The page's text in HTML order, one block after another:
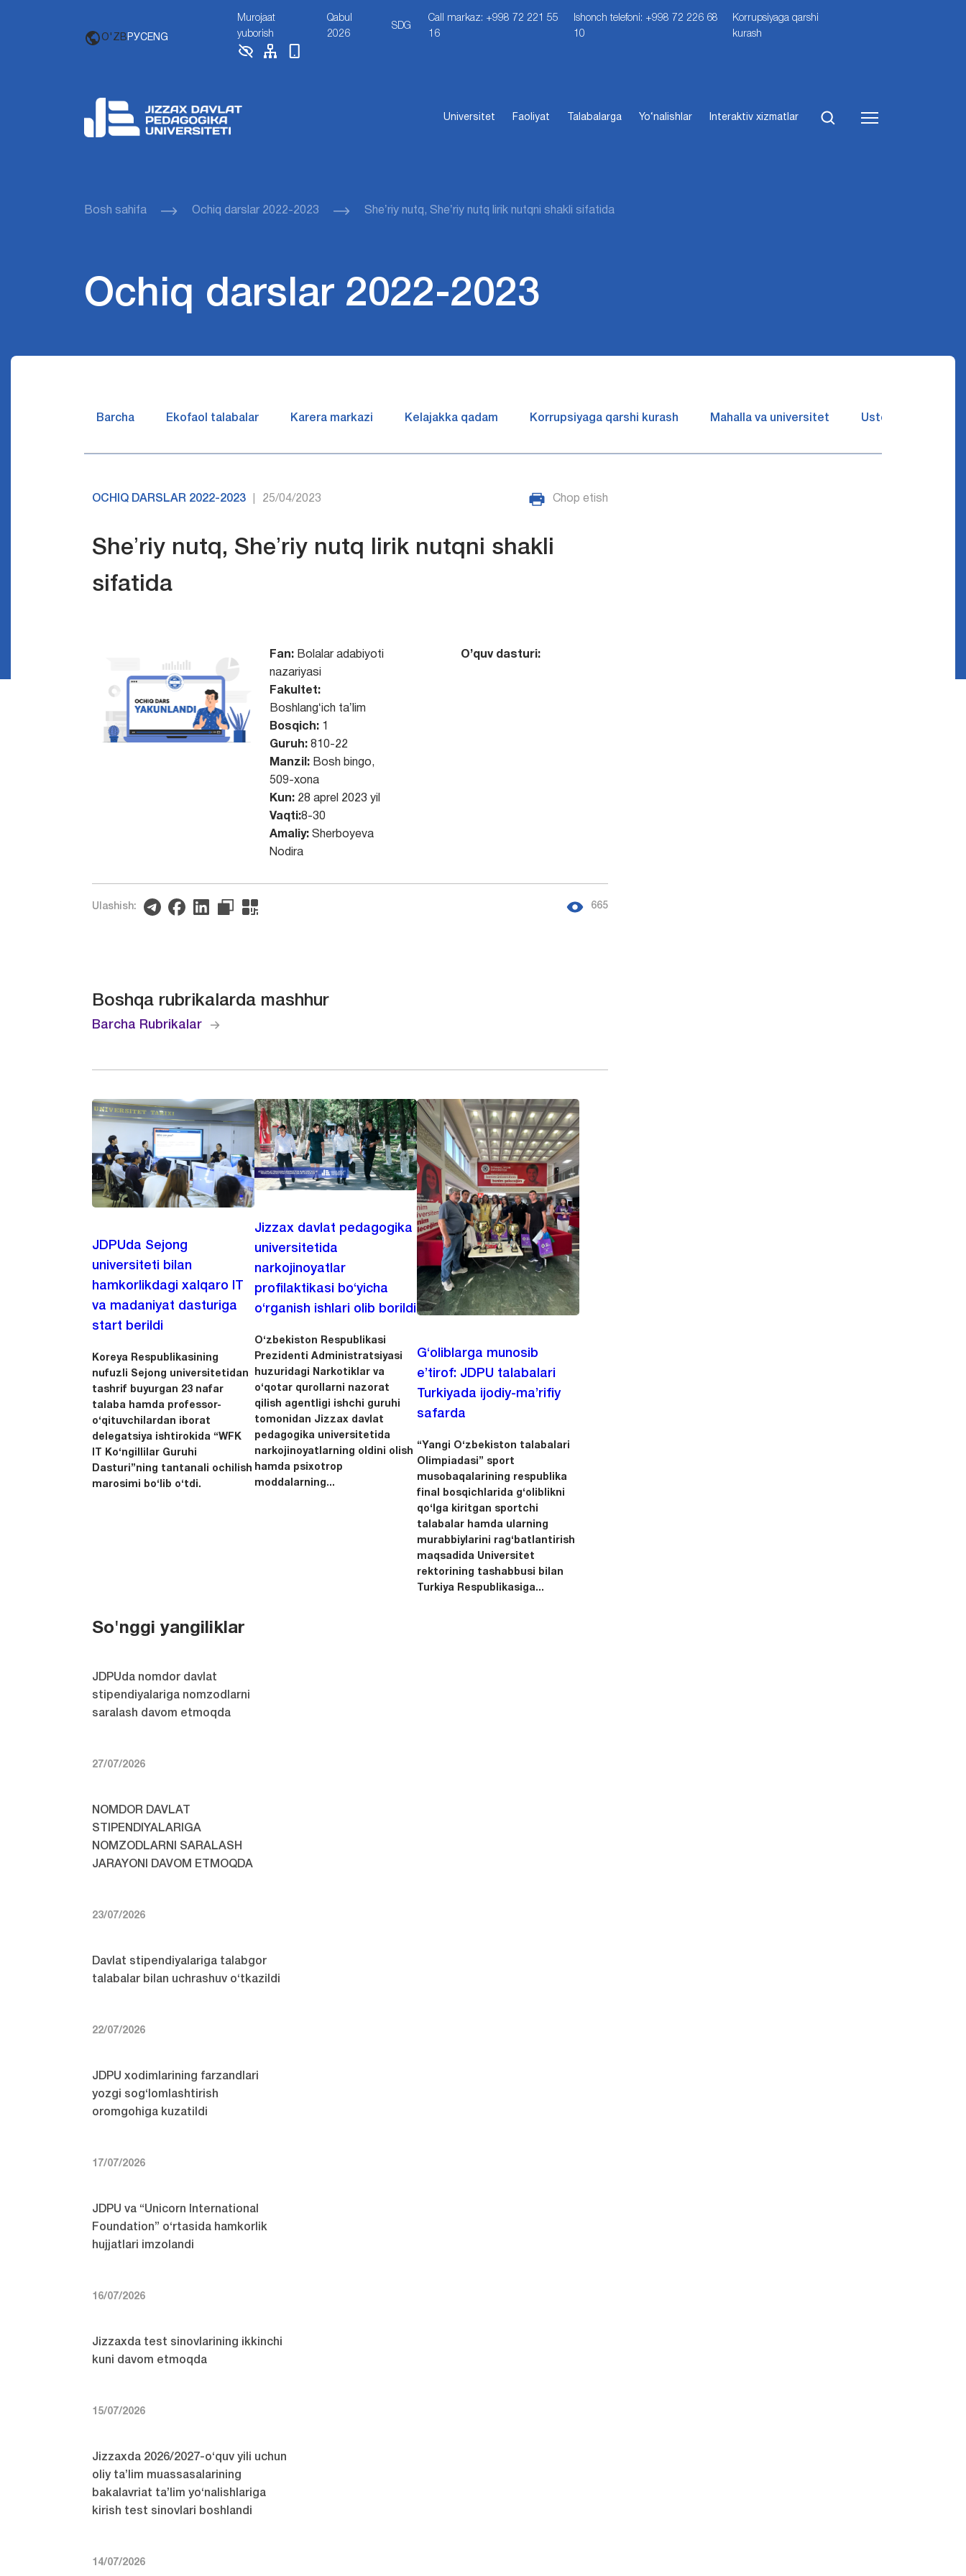
O'ZB РУСENG
Murojaat
yuborish
Qabul
2026
SDG
Call markaz: +998 72 221 55
16
Ishonch telefoni: +998 72 226 68
10
Korrupsiyaga qarshi
kurash
Universitet Faoliyat Talabalarga Yo‘nalishlar Interaktiv xizmatlar
Bosh sahifa Ochiq darslar 2022-2023 Sheʼriy nutq, Sheʼriy nutq lirik nutqni shakli sifatida
Ochiq darslar 2022-2023
Barcha Ekofaol talabalar Karera markazi Kelajakka qadam Korrupsiyaga qarshi kurash Mahalla va universitet Ustozlar suhbatin
OCHIQ DARSLAR 2022-2023 25/04/2023 Chop etish
Sheʼriy nutq, Sheʼriy nutq lirik nutqni shakli
sifatida
Fan:Bolalar adabiyoti
nazariyasi
Fakultet:
Boshlangʻich taʼlim
Bosqich:1
Guruh:810-22
Manzil:Bosh bingo,
509-xona
Kun: 28 aprel 2023 yil
Vaqti:8-30
Amaliy:Sherboyeva
Nodira
O’quv dasturi:
Ulashish: 665
Boshqa rubrikalarda mashhur
Barcha Rubrikalar
JDPUda Sejong
universiteti bilan
hamkorlikdagi xalqaro IT
va madaniyat dasturiga
start berildi
Koreya Respublikasining
nufuzli Sejong universitetidan
tashrif buyurgan 23 nafar
talaba hamda professor-
o‘qituvchilardan iborat
delegatsiya ishtirokida “WFK
IT Ko‘ngillilar Guruhi
Dasturi”ning tantanali ochilish
marosimi bo‘lib o‘tdi.
Jizzax davlat pedagogika
universitetida
narkojinoyatlar
profilaktikasi bo‘yicha
o‘rganish ishlari olib borildi
O‘zbekiston Respublikasi
Prezidenti Administratsiyasi
huzuridagi Narkotiklar va
o‘qotar qurollarni nazorat
qilish agentligi ishchi guruhi
tomonidan Jizzax davlat
pedagogika universitetida
narkojinoyatlarning oldini olish
hamda psixotrop
moddalarning...
G‘oliblarga munosib
e’tirof: JDPU talabalari
Turkiyada ijodiy-ma’rifiy
safarda
“Yangi O‘zbekiston talabalari
Olimpiadasi” sport
musobaqalarining respublika
final bosqichlarida g‘oliblikni
qo‘lga kiritgan sportchi
talabalar hamda ularning
murabbiylarini rag‘batlantirish
maqsadida Universitet
rektorining tashabbusi bilan
Turkiya Respublikasiga...
So'nggi yangiliklar
JDPUda nomdor davlat
stipendiyalariga nomzodlarni
saralash davom etmoqda
27/07/2026
NOMDOR DAVLAT
STIPENDIYALARIGA
NOMZODLARNI SARALASH
JARAYONI DAVOM ETMOQDA
23/07/2026
Davlat stipendiyalariga talabgor
talabalar bilan uchrashuv o‘tkazildi
22/07/2026
JDPU xodimlarining farzandlari
yozgi sog‘lomlashtirish
oromgohiga kuzatildi
17/07/2026
JDPU va “Unicorn International
Foundation” o‘rtasida hamkorlik
hujjatlari imzolandi
16/07/2026
Jizzaxda test sinovlarining ikkinchi
kuni davom etmoqda
15/07/2026
Jizzaxda 2026/2027-o‘quv yili uchun
oliy ta’lim muassasalarining
bakalavriat ta’lim yo‘nalishlariga
kirish test sinovlari boshlandi
14/07/2026